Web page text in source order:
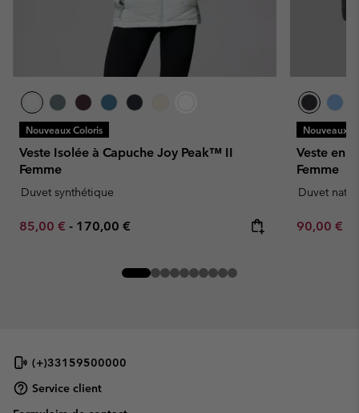
Nouveaux Coloris
Veste Isolée à Capuche Joy Peak™ II
Femme
Duvet synthétique
Minimum sale price:
85,00 € - Maximum price:
170,00 €
Nouveaux
Veste en
Femme
Duvet
Minimum
90,00 €
(+)33159500000
Service client